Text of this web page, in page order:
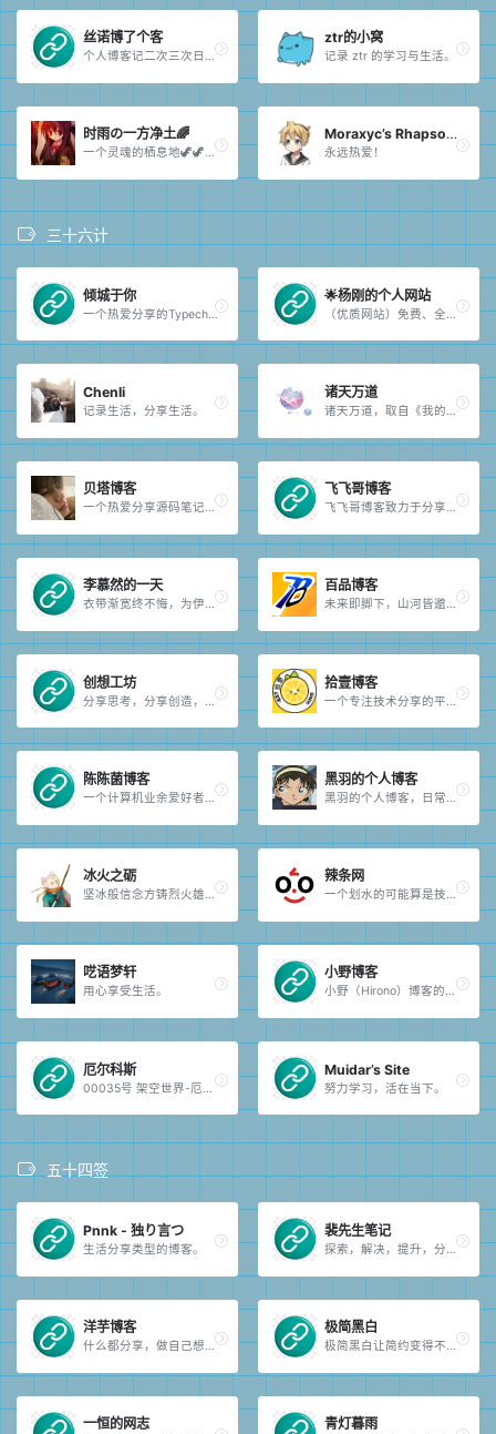
丝诺博了个客
个人博客记二次三次日常。
ztr的小窝
记录 ztr 的学习与生活。
时雨の一方净土🌈
一个灵魂的栖息地🦖🦖🦖。
Moraxyc’s Rhapsody
永远热爱！
三十六计
倾城于你
一个热爱分享的Typecho小站。
🌟杨刚的个人网站
（优质网站）免费、全面的编程笔记。站长评价：🌟优秀网站，网站笔记内容质量较高，网站响应速度较快。
Chenli
记录生活，分享生活。
诸天万道
诸天万道，取自《我的女徒弟们都是未来诸天大佬》漫画，是集视觉、硬件、项目、技术为一体的个人博客。
贝塔博客
一个热爱分享源码笔记的小程序员的小站......
飞飞哥博客
飞飞哥博客致力于分享日常生活，情感吐槽，web前端技术，编程语言技术的学习研究，相互学习，每天进步一点点，日积月累哦！
李慕然的一天
衣带渐宽终不悔，为伊消得人憔悴。
百品博客
未来即脚下，山河皆邈邈。
创想工坊
分享思考，分享创造，分享生活，分享热泪盈眶。
拾壹博客
一个专注技术分享的平台。
陈陈菌博客
一个计算机业余爱好者，喜欢折腾些有的没的。
黑羽的个人博客
黑羽的个人博客，日常分享记录。
冰火之砺
坚冰般信念方铸烈火雄心。
辣条网
一个划水的可能算是技术类的网站。
呓语梦轩
用心享受生活。
小野博客
小野（Hirono）博客的个人网站，主要讲述关于小野的一些陈芝麻烂谷子事。
厄尔科斯
00035号 架空世界-厄尔科斯。
Muidar’s Site
努力学习，活在当下。
五十四签
Pnnk - 独り言つ
生活分享类型的博客。
裴先生笔记
探索，解决，提升，分享。
洋芋博客
什么都分享，做自己想做的。
极简黑白
极简黑白让简约变得不简单。
一恒的网志 青灯暮雨